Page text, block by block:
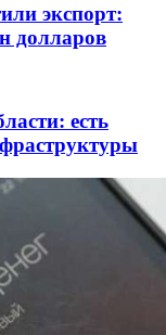
экспорт:
долларов
есть
в топ‑15